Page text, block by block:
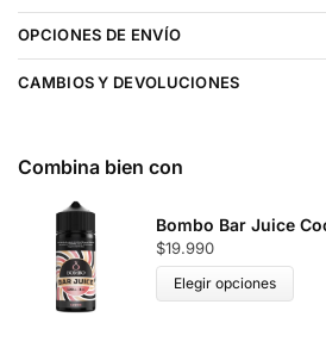
OPCIONES DE ENVÍO
CAMBIOS Y DEVOLUCIONES
Combina bien con
Bombo Bar Juice
$19.990
Elegir opciones